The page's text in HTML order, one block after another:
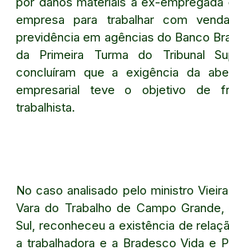
empresa para trabalhar com
previdência em agências do Banco
da Primeira Turma do Tribunal
concluíram que a exigência da
empresarial teve o objetivo de
trabalhista.
No caso analisado pelo ministro
Vara do Trabalho de Campo
Sul, reconheceu a existência de
a trabalhadora e a Bradesco Vida e